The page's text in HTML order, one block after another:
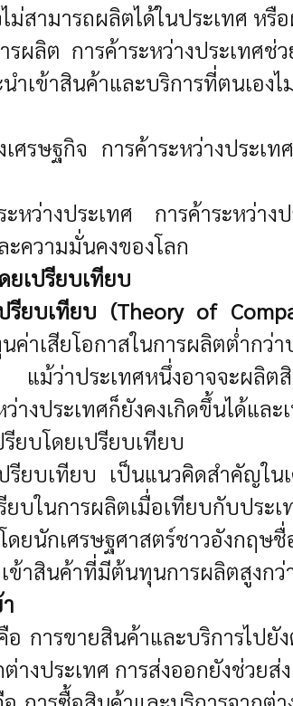
ม่สามารถผลิตได้ในประเทศ ห
ผลิต การค้าระหว่างประเทศช่
เข้าสินค้าและบริการที่ตนเอง
ศรษฐกิจ การค้าระหว่างประเ
หว่างประเทศ การค้าระหว่าง
ความมั่นคงของโลก
ยเปรียบเทียบ
รียบเทียบ (Theory of
เสียโอกาสในการผลิตต่ำกว่
ม้ว่าประเทศหนึ่งอาจจะผลิต
งประเทศก็ยังคงเกิดขึ้นได้แล
ยบโดยเปรียบเทียบ
รียบเทียบ เป็นแนวคิดสำคัญใน
ยบในการผลิตเมื่อเทียบกับป
ยนักเศรษฐศาสตร์ชาวอังกฤษชื่
าสินค้าที่มีต้นทุนการผลิตสูงกว่
อ การขายสินค้าและบริการไปยั
างประเทศ การส่งออกยังช่วยส่